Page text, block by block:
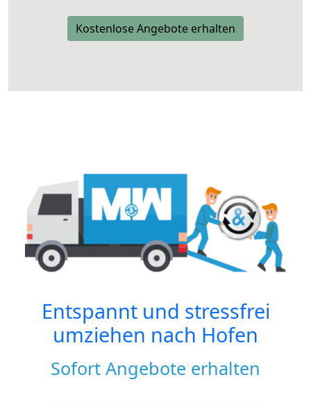
Kostenlose Angebote erhalten
Entspannt und stressfrei
umziehen nach Hofen
Sofort Angebote erhalten